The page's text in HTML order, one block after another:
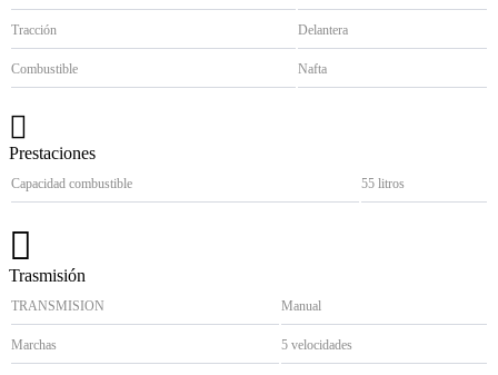
Tracción Delantera
Combustible Nafta
Prestaciones
Capacidad combustible 55 litros
Trasmisión
TRANSMISION Manual
Marchas 5 velocidades